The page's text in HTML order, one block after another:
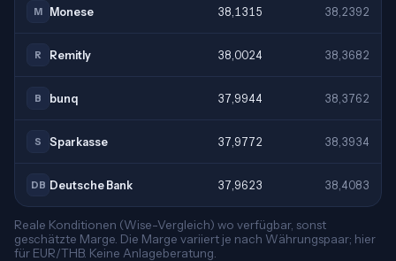
M Monese 38,1315 38,2392
R Remitly 38,0024 38,3682
B bunq 37,9944 38,3762
S Sparkasse 37,9772 38,3934
DB Deutsche Bank 37,9623 38,4083
Reale Konditionen (Wise-Vergleich) wo verfügbar, sonst
geschätzte Marge. Die Marge variiert je nach Währungspaar; hier
für EUR/THB. Keine Anlageberatung.